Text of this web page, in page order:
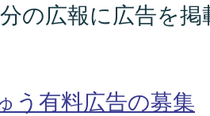
の広報に広告を
う有料広告の募集